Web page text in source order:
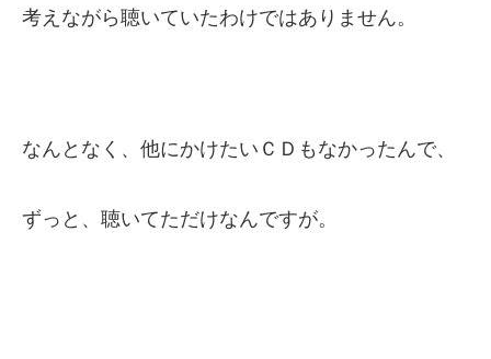
考えながら聴いていたわけではありません。
なんとなく、他にかけたいＣＤもなかったんで、
ずっと、聴いてただけなんですが。